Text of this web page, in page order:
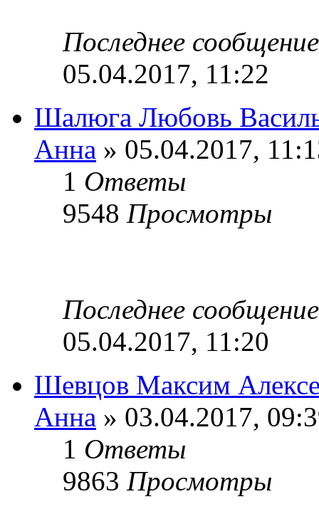
Последнее
05.04.2017, 11:22
Шалюга Любовь
Анна » 05.04.2017,
1 Ответы
9548 Просмотры
Последнее
05.04.2017, 11:20
Шевцов Максим
Анна » 03.04.2017,
1 Ответы
9863 Просмотры